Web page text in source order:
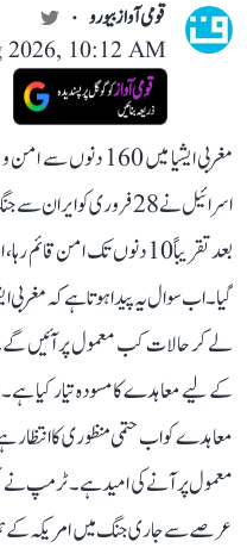
قومی آواز بیورو
2026, 10:12 AM
مغربی ایشیا میں 160
اسرائیل نے 28 فروری
بعد تقریباً 10 دنوں تک امن
گیا۔ اب سوال یہ پیدا ہوتا ہے کہ مغربی
لے کر حالات کب معمول پر آئیں
کے لیے معاہدے کا مسودہ تیار کیا
معاہدے کو اب حتمی منظوری کا انتظار
معمول پر آنے کی امید ہے۔ ٹرمپ
عرصے سے جاری جنگ میں امریکہ کے